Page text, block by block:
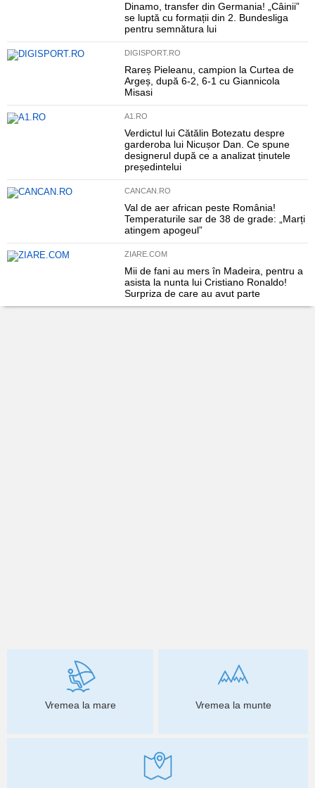
Dinamo, transfer din Germania! „Câinii”
se luptă cu formații din 2. Bundesliga
pentru semnătura lui
DIGISPORT.RO
Rareș Pieleanu, campion la Curtea de
Argeș, după 6-2, 6-1 cu Giannicola
Misasi
A1.RO
Verdictul lui Cătălin Botezatu despre
garderoba lui Nicușor Dan. Ce spune
designerul după ce a analizat ținutele
președintelui
CANCAN.RO
Val de aer african peste România!
Temperaturile sar de 38 de grade: „Marți
atingem apogeul”
ZIARE.COM
Mii de fani au mers în Madeira, pentru a
asista la nunta lui Cristiano Ronaldo!
Surpriza de care au avut parte
Vremea la mare Vremea la munte